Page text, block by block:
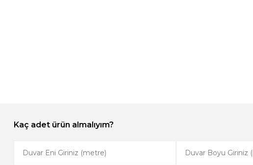
Kaç adet ürün almalıyım?